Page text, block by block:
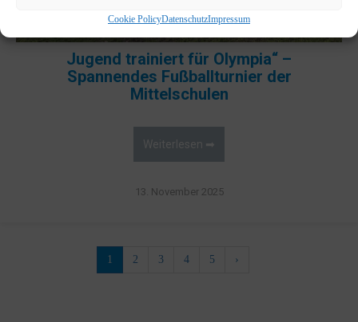
Cookie PolicyDatenschutzImpressum
Jugend trainiert für Olympia“ –
Spannendes Fußballturnier der
Mittelschulen
Weiterlesen ➡
13. November 2025
1 2 3 4 5 ›